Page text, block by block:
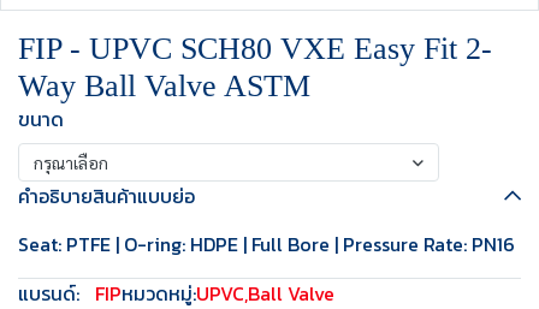
FIP - UPVC SCH80 VXE Easy Fit 2-
Way Ball Valve ASTM
ขนาด
กรุณาเลือก
คำอธิบายสินค้าแบบย่อ
Seat: PTFE | O-ring: HDPE | Full Bore | Pressure Rate: PN16
แบรนด์: FIPหมวดหมู่:UPVC,Ball Valve